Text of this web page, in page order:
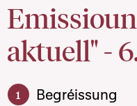
aktuell" -
Begréissung